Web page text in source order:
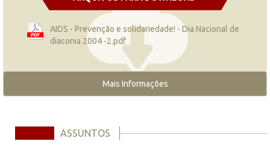
AIDS - Prevenção e solidariedade! - Dia Nacional de
diaconia 2004 -2.pdf
Mais Informações
ASSUNTOS